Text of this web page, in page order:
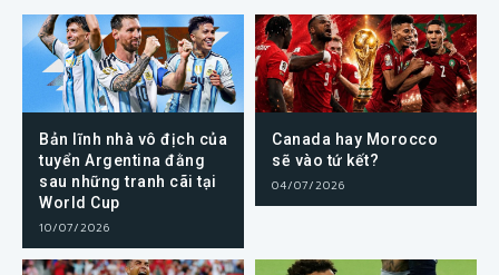
Bản lĩnh nhà vô địch của
tuyển Argentina đằng
sau những tranh cãi tại
World Cup
10/07/2026
Canada hay Morocco
sẽ vào tứ kết?
04/07/2026